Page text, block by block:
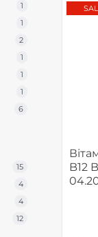
1
1
2
1
1
1
6
15
4
4
12
B12